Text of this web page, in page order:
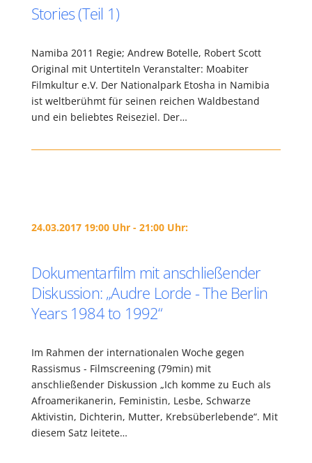
Stories (Teil 1)
Namiba 2011 Regie; Andrew Botelle, Robert Scott
Original mit Untertiteln Veranstalter: Moabiter
Filmkultur e.V. Der Nationalpark Etosha in Namibia
ist weltberühmt für seinen reichen Waldbestand
und ein beliebtes Reiseziel. Der…
24.03.2017 19:00 Uhr - 21:00 Uhr:
Dokumentarfilm mit anschließender
Diskussion: „Audre Lorde -­ The Berlin
Years 1984 to 1992“
Im Rahmen der internationalen Woche gegen
Rassismus - Filmscreening (79min) mit
anschließender Diskussion „Ich komme zu Euch als
Afroamerikanerin, Feministin, Lesbe, Schwarze
Aktivistin, Dichterin, Mutter, Krebsüberlebende“. Mit
diesem Satz leitete…